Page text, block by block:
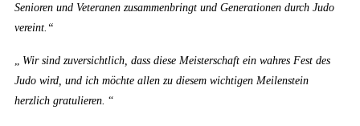
Senioren und Veteranen zusammenbringt und Generationen durch Judo
vereint.“
Wir sind zuversichtlich, dass diese Meisterschaft ein wahres Fest des
Judo wird, und ich möchte allen zu diesem wichtigen Meilenstein
herzlich gratulieren. “